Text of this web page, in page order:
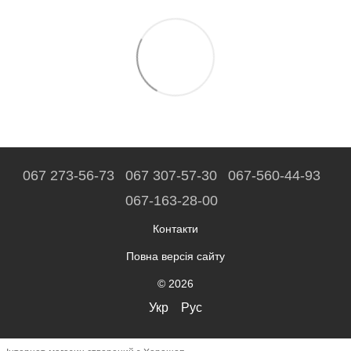
067 273-56-73 067 307-57-30
067-560-44-93
067-163-28-00
Контакти
Повна версія сайту
© 2026
Укр Рус